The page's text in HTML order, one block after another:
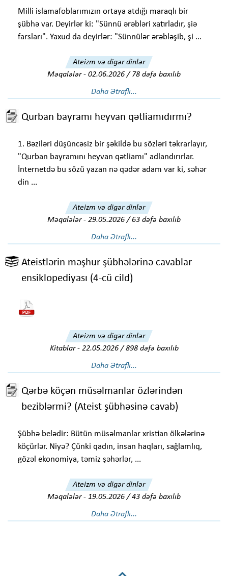
Milli islamafoblarımızın ortaya atdığı maraqlı bir
şübhə var. Deyirlər ki: "Sünnü ərəbləri xatırladır, şiə
farsları". Yaxud da deyirlər: "Sünnülər ərəbləşib, şi ...
Ateizm və digər dinlər
Məqalələr- 02.06.2026 / 78 dəfə baxılıb
Daha Ətraflı...
Qurban bayramı heyvan qətliamıdırmı?
1. Bəziləri düşüncəsiz bir şəkildə bu sözləri təkrarlayır,
"Qurban bayramını heyvan qətliamı" adlandırırlar.
İnternetdə bu sözü yazan nə qədər adam var ki, səhər
din ...
Ateizm və digər dinlər
Məqalələr- 29.05.2026 / 63 dəfə baxılıb
Daha Ətraflı...
Ateistlərin məşhur şübhələrinə cavablar
ensiklopediyası (4-cü cild)
Ateizm və digər dinlər
Kitablar- 22.05.2026 / 898 dəfə baxılıb
Daha Ətraflı...
Qərbə köçən müsəlmanlar özlərindən
beziblərmi? (Ateist şübhəsinə cavab)
Şübhə belədir: Bütün müsəlmanlar xristian ölkələrinə
köçürlər. Niyə? Çünki qadın, insan haqları, sağlamlıq,
gözəl ekonomiya, təmiz şəhərlər, ...
Ateizm və digər dinlər
Məqalələr- 19.05.2026 / 43 dəfə baxılıb
Daha Ətraflı...